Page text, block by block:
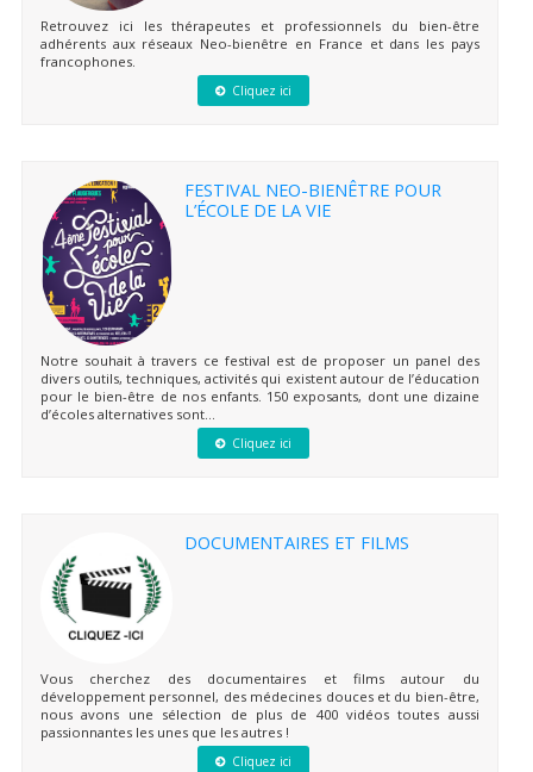
Retrouvez ici les thérapeutes et professionnels du bien-être
adhérents aux réseaux Neo-bienêtre en France et dans les pays
francophones.
Cliquez ici
FESTIVAL NEO-BIENÊTRE POUR
L’ÉCOLE DE LA VIE
Notre souhait à travers ce festival est de proposer un panel des
divers outils, techniques, activités qui existent autour de l’éducation
pour le bien-être de nos enfants. 150 exposants, dont une dizaine
d’écoles alternatives sont...
Cliquez ici
DOCUMENTAIRES ET FILMS
Vous cherchez des documentaires et films autour du
développement personnel, des médecines douces et du bien-être,
nous avons une sélection de plus de 400 vidéos toutes aussi
passionnantes les unes que les autres !
Cliquez ici